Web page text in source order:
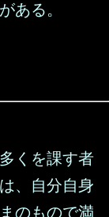
ある。
くを課す者
、自分自身
のもので満